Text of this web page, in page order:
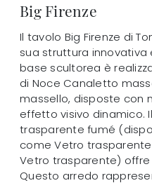
Big Firenze
Il tavolo Big Firenze di
sua struttura innovativa
base scultorea è
di Noce Canaletto
massello, disposte con
effetto visivo dinamico.
trasparente fumé
come Vetro
Vetro trasparente)
Questo arredo